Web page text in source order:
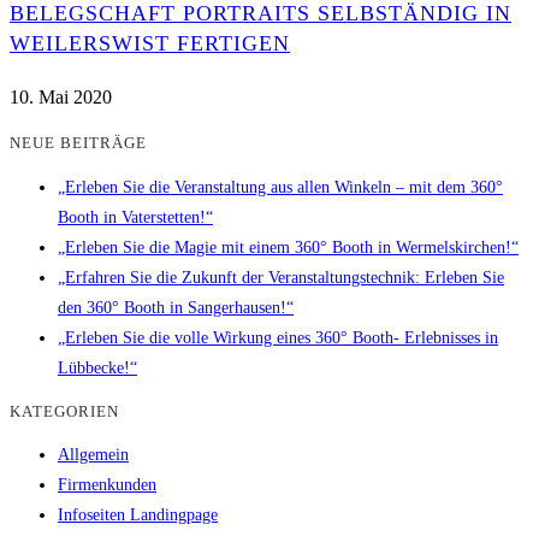
BELEGSCHAFT PORTRAITS SELBSTÄNDIG IN
WEILERSWIST FERTIGEN
10. Mai 2020
NEUE BEITRÄGE
„Erleben Sie die Veranstaltung aus allen Winkeln – mit dem 360°
Booth in Vaterstetten!“
„Erleben Sie die Magie mit einem 360° Booth in Wermelskirchen!“
„Erfahren Sie die Zukunft der Veranstaltungstechnik: Erleben Sie
den 360° Booth in Sangerhausen!“
„Erleben Sie die volle Wirkung eines 360° Booth- Erlebnisses in
Lübbecke!“
KATEGORIEN
Allgemein
Firmenkunden
Infoseiten Landingpage